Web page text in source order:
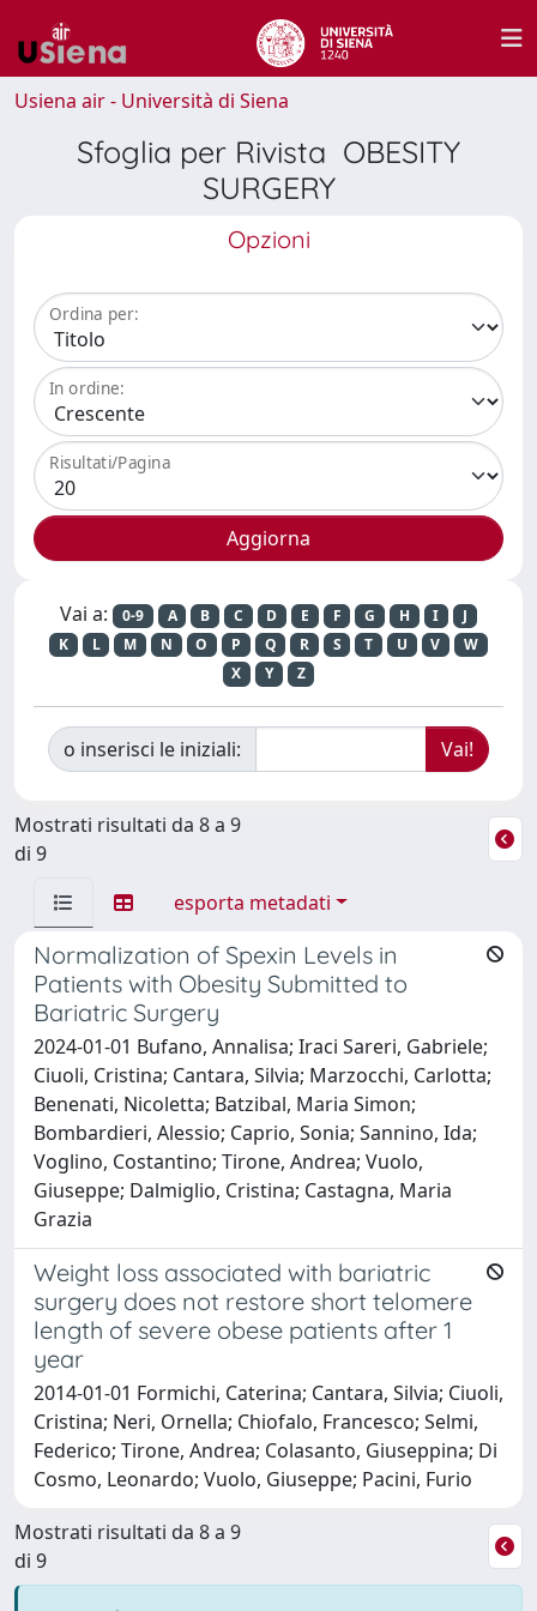
Usiena air - Università di Siena
Sfoglia per Rivista OBESITY
SURGERY
Opzioni
Ordina per:
In ordine:
Risultati/Pagina
Vai a: 0-9 A B C D E F G H I
J
K
L M N O P Q R S T U V
W
X
Y Z
o inserisci le iniziali:
Mostrati risultati da 8 a 9
di 9
esporta metadati
Normalization of Spexin Levels in
Patients with Obesity Submitted to
Bariatric Surgery
2024-01-01 Bufano, Annalisa; Iraci Sareri, Gabriele;
Ciuoli, Cristina; Cantara, Silvia; Marzocchi, Carlotta;
Benenati, Nicoletta; Batzibal, Maria Simon;
Bombardieri, Alessio; Caprio, Sonia; Sannino, Ida;
Voglino, Costantino; Tirone, Andrea; Vuolo,
Giuseppe; Dalmiglio, Cristina; Castagna, Maria
Grazia
Weight loss associated with bariatric
surgery does not restore short telomere
length of severe obese patients after 1
year
2014-01-01 Formichi, Caterina; Cantara, Silvia; Ciuoli,
Cristina; Neri, Ornella; Chiofalo, Francesco; Selmi,
Federico; Tirone, Andrea; Colasanto, Giuseppina; Di
Cosmo, Leonardo; Vuolo, Giuseppe; Pacini, Furio
Mostrati risultati da 8 a 9
di 9